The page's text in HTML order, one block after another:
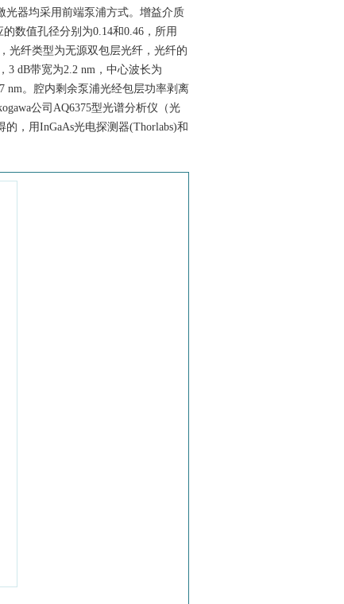
光器均采用前端泵浦方式。增益介质
数值孔径分别为0.14和0.46，所用
光纤类型为无源双包层光纤，光纤的
3 dB带宽为2.2 nm，中心波长为
nm。腔内剩余泵浦光经包层功率剥离
公司AQ6375型光谱分析仪（光
，用InGaAs光电探测器(Thorlabs)和